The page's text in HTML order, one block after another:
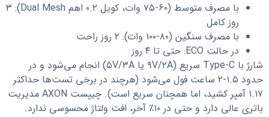
با مصرف متوسط (۶۰-۷۵ وات، کویل ۰.۲ اهم Dual Mesh): ۳
روز کامل
با مصرف سنگین (۸۰-۱۰۰ وات): ۲ روز راحت
در حالت ECO: حتی تا ۴ روز
شارژ با Type-C سریع (۹V/۲A یا ۵V/۳A) انجام می‌شود و در
حدود ۱.۵-۲ ساعت فول می‌شود (هرچند در برخی تست‌ها حداکثر
۱.۱۷ آمپر کشید، اما همچنان سریع است). چیپست AXON مدیریت
باتری عالی دارد و حتی در ۱۰٪ آخر، افت ولتاژ محسوسی ندارد.